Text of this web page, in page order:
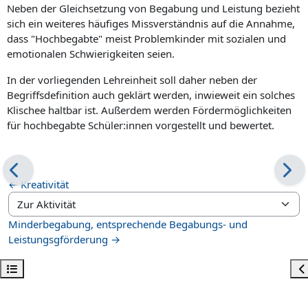
Kursindex öffnen
Neben der Gleichsetzung von Begabung und Leistung bezieht
sich ein weiteres häufiges Missverständnis auf die Annahme,
dass "Hochbegabte" meist Problemkinder mit sozialen und
emotionalen Schwierigkeiten seien.
In der vorliegenden Lehreinheit soll daher neben der
Begriffsdefinition auch geklärt werden, inwieweit ein solches
Klischee haltbar ist. Außerdem werden Fördermöglichkeiten
für hochbegabte Schüler:innen vorgestellt und bewertet.
← Kreativität
Zur Aktivität
Minderbegabung, entsprechende Begabungs- und
Leistungsgförderung →